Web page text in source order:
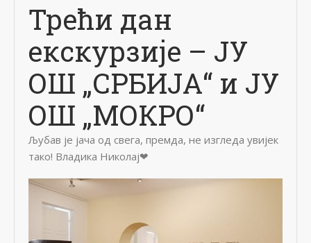
Трећи дан
екскурзије – ЈУ
ОШ „СРБИЈА“ и ЈУ
ОШ „МОКРО“
Љубав је јача од свега, премда, не изгледа увијек
тако! Владика Николај❤